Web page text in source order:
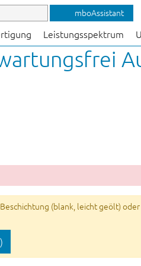
mboAssistant
Leistungsspektrum
(blank, leicht geölt)